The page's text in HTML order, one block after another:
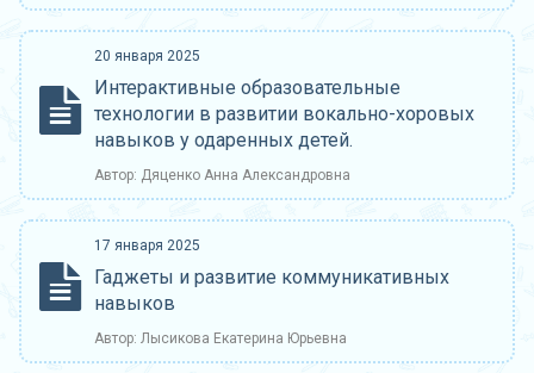
20 января 2025
Интерактивные образовательные
технологии в развитии вокально-хоровых
навыков у одаренных детей.
Автор: Дяценко Анна Александровна
17 января 2025
Гаджеты и развитие коммуникативных
навыков
Автор: Лысикова Екатерина Юрьевна